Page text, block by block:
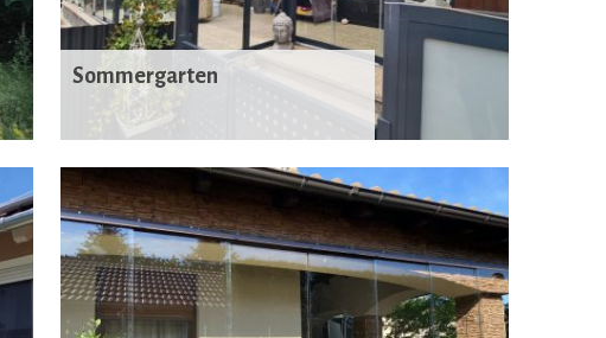
Sommergarten